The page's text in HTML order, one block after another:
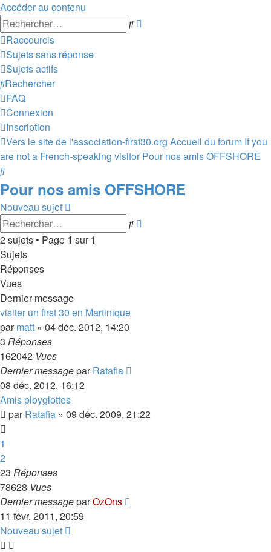
Accéder au contenu
Rechercher
Raccourcis
Sujets sans réponse
Sujets actifs
Rechercher
FAQ
Connexion
Inscription
Vers le site de l'association-first30.org Accueil du forum If you
are not a French-speaking visitor Pour nos amis OFFSHORE
Rechercher
Pour nos amis OFFSHORE
Nouveau sujet
Rechercher
2 sujets • Page 1 sur1
Sujets
Réponses
Vues
Dernier message
visiter un first 30 en Martinique
parmatt » 04 déc. 2012, 14:20
3 Réponses
162042 Vues
Dernier messageparRatafia
08 déc. 2012, 16:12
Amis ployglottes
parRatafia » 09 déc. 2009, 21:22
1
2
23 Réponses
78628 Vues
Dernier messageparOzOns
11 févr. 2011, 20:59
Nouveau sujet